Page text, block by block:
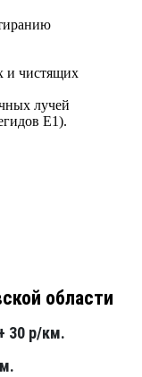
и чистящих
лучей
Е1).
области
30 р/км.